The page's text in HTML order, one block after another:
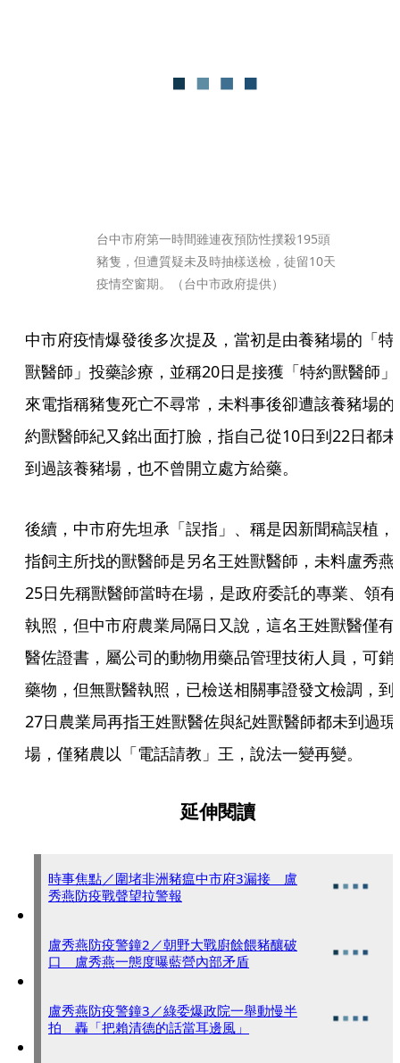
台中市府第一時間雖連夜預防性撲殺195頭
豬隻，但遭質疑未及時抽樣送檢，徒留10天
疫情空窗期。（台中市政府提供）
中市府疫情爆發後多次提及，當初是由養豬場的「特
獸醫師」投藥診療，並稱20日是接獲「特約獸醫師」
來電指稱豬隻死亡不尋常，未料事後卻遭該養豬場的
約獸醫師紀又銘出面打臉，指自己從10日到22日都未
到過該養豬場，也不曾開立處方給藥。
後續，中市府先坦承「誤指」、稱是因新聞稿誤植，
指飼主所找的獸醫師是另名王姓獸醫師，未料盧秀燕
25日先稱獸醫師當時在場，是政府委託的專業、領有
執照，但中市府農業局隔日又說，這名王姓獸醫僅有
醫佐證書，屬公司的動物用藥品管理技術人員，可銷
藥物，但無獸醫執照，已檢送相關事證發文檢調，到
27日農業局再指王姓獸醫佐與紀姓獸醫師都未到過現
場，僅豬農以「電話請教」王，說法一變再變。
延伸閱讀
時事焦點／圍堵非洲豬瘟中市府3漏接 盧
秀燕防疫戰聲望拉警報
盧秀燕防疫警鐘2／朝野大戰廚餘餵豬釀破
口 盧秀燕一態度曝藍營內部矛盾
盧秀燕防疫警鐘3／綠委爆政院一舉動慢半
拍 轟「把賴清德的話當耳邊風」